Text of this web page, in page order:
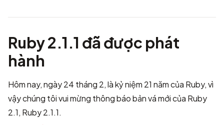
Ruby 2.1.1 đã được phát
hành
Hôm nay, ngày 24 tháng 2, là kỷ niệm 21 năm của Ruby, vì
vậy chúng tôi vui mừng thông báo bản vá mới của Ruby
2.1, Ruby 2.1.1.